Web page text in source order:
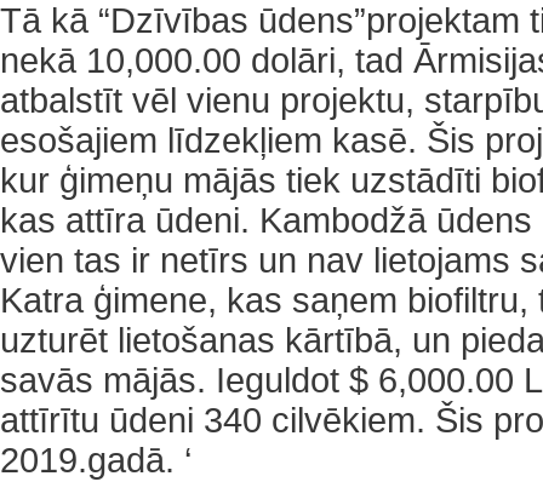
Tā kā “Dzīvības ūdens”projektam
nekā 10,000.00 dolāri, tad
atbalstīt vēl vienu projektu,
esošajiem līdzekļiem kasē. Šis
kur ģimeņu mājās tiek uzstādīti
kas attīra ūdeni. Kambodžā
vien tas ir netīrs un nav lietojams
Katra ģimene, kas saņem
uzturēt lietošanas kārtībā, un
savās mājās. Ieguldot $ 6,000.00
attīrītu ūdeni 340 cilvēkiem. Šis
2019.gadā. ‘